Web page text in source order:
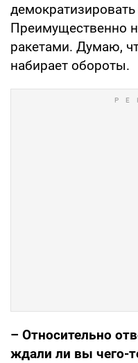
Преимущественно
ракетами. Думаю,
набирает обороты.
– Относительно
ждали ли вы чего-